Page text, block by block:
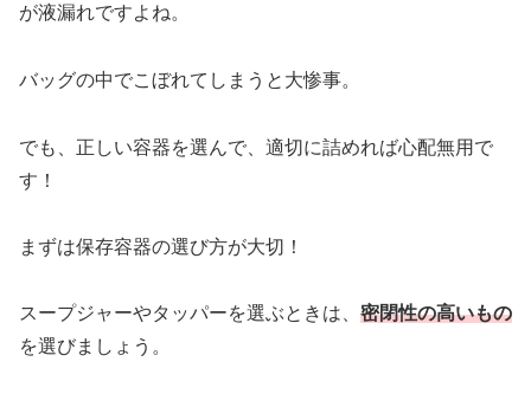
が液漏れですよね。
バッグの中でこぼれてしまうと大惨事。
でも、正しい容器を選んで、適切に詰めれば心配無用で
す！
まずは保存容器の選び方が大切！
スープジャーやタッパーを選ぶときは、 密閉性の高いもの
を選びましょう。